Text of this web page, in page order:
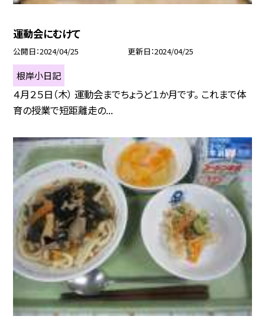
運動会にむけて
公開日 2024/04/25 更新日 2024/04/25
根岸小日記
４月２５日（木） 運動会までちょうど１か月です。 これまで体
育の授業で短距離走の...